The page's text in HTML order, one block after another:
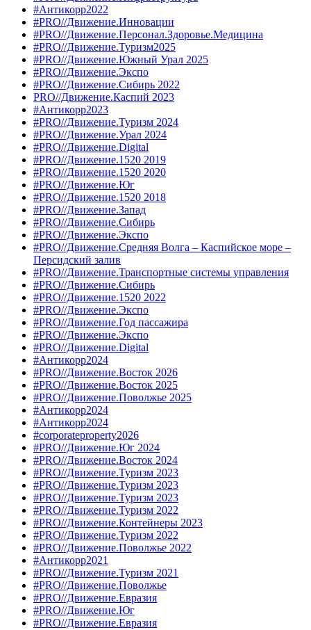
#Антикорр2022
#PRO//Движение.Инновации
#PRO//Движение.Персонал.Здоровье.Медицина
#PRO//Движение.Туризм2025
#PRO//Движение.Южный Урал 2025
#PRO//Движение.Экспо
#PRO//Движение.Сибирь 2022
PRO//Движение.Каспий 2023
#Антикорр2023
#PRO//Движение.Туризм 2024
#PRO//Движение.Урал 2024
#PRO//Движение.Digital
#PRO//Движение.1520 2019
#PRO//Движение.1520 2020
#PRO//Движение.Юг
#PRO//Движение.1520 2018
#PRO//Движение.Запад
#PRO//Движение.Сибирь
#PRO//Движение.Экспо
#PRO//Движение.Средняя Волга – Каспийское море –
Персидский залив
#PRO//Движение.Транспортные системы управления
#PRO//Движение.Сибирь
#PRO//Движение.1520 2022
#PRO//Движение.Экспо
#PRO//Движение.Год пассажира
#PRO//Движение.Экспо
#PRO//Движение.Digital
#Антикорр2024
#PRO//Движение.Восток 2026
#PRO//Движение.Восток 2025
#PRO//Движение.Поволжье 2025
#Антикорр2024
#Антикорр2024
#corporateproperty2026
#PRO//Движение.Юг 2024
#PRO//Движение.Восток 2024
#PRO//Движение.Туризм 2023
#PRO//Движение.Туризм 2023
#PRO//Движение.Туризм 2023
#PRO//Движение.Туризм 2022
#PRO//Движение.Контейнеры 2023
#PRO//Движение.Туризм 2022
#PRO//Движение.Поволжье 2022
#Антикорр2021
#PRO//Движение.Туризм 2021
#PRO//Движение.Поволжье
#PRO//Движение.Евразия
#PRO//Движение.Юг
#PRO//Движение.Евразия